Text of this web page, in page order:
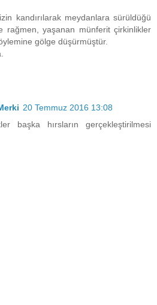
kandırılarak meydanlara sürüldüğü
rağmen, yaşanan münferit çirkinlikler
gölge düşürmüştür.
20 Temmuz 2016 13:08
başka hırsların gerçekleştirilmesi